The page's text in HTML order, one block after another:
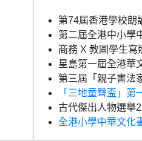
第74屆香港學校朗
第二屆全港中小學
商務 X 教圖學生寫
星島第一屆全港華
第三屆「親子書法
「三地童聲盃」第
古代傑出人物選舉
全港小學中華文化